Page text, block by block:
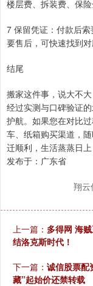
楼层费、拆装费、保
7 保留凭证：付款后
要售后，可快速找到对
结尾
搬家这件事，说大不
经过实测与口碑验证
护航。如果您在对比
车、纸箱购买渠道，
迁顺利，生活蒸蒸日上
发布于：广东省
翔云
上一篇： 多得网 海
结洛克斯时代！
下一篇： 诚信股票配
藏”起始价还禁转载